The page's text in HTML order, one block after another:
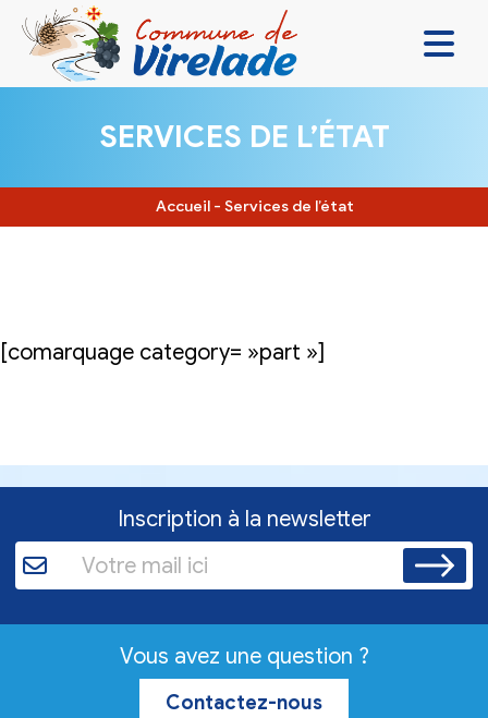
VIVRE ENSEMBLE
SE DIVERTIR
SERVICES DE L’ÉTAT
Accueil - Services de l’état
[comarquage category= »part »]
Inscription à la newsletter
Vous avez une question ?
Contactez-nous